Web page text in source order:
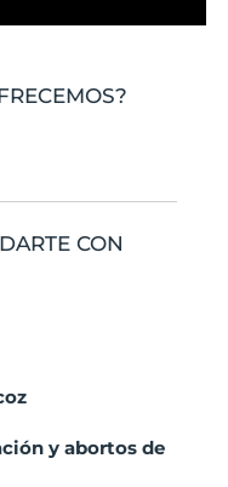
CON
y abortos de